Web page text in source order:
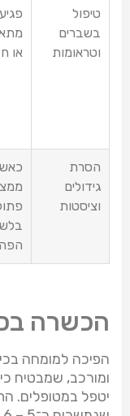
טיפול
בשברים
וטראומות
או
הסרת
גידולים
וציסטות
הפה
הכשרה
הפיכה למומחה
ומורכב, שמבטיח
יטפל במטופלים.